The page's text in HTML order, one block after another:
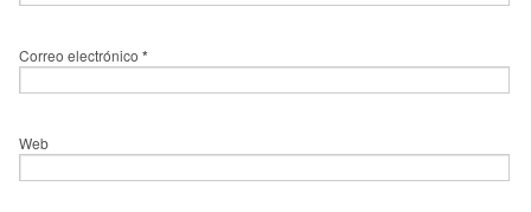
Correo electrónico *
Web